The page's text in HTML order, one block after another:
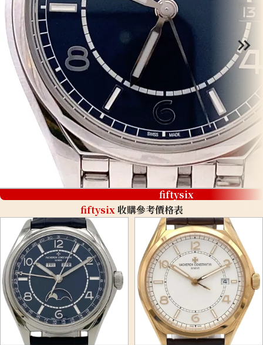
fiftysix
fiftysix收購參考價格表